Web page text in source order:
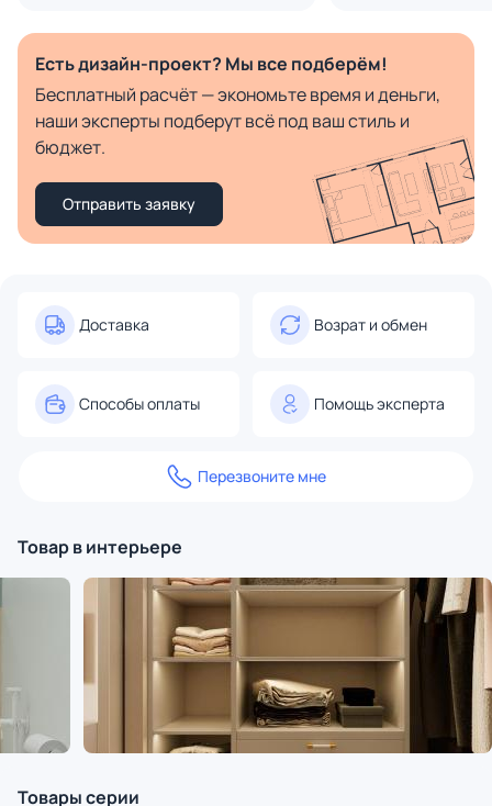
Есть дизайн-проект? Мы все подберём!
Бесплатный расчёт — экономьте время и деньги,
наши эксперты подберут всё под ваш стиль и
бюджет.
Отправить заявку
Доставка Возрат и обмен
Способы оплаты Помощь эксперта
Перезвоните мне
Товар в интерьере
Товары серии